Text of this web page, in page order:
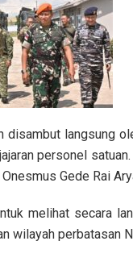
disambut langsung
personel
Onesmus Gede Rai
melihat secara
wilayah perbatasan